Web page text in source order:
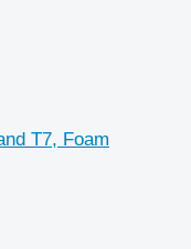
T7, Foam